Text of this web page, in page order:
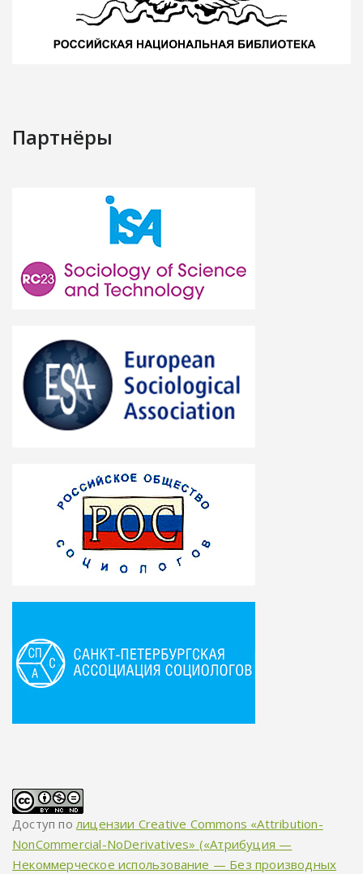
Партнёры
Доступ полицензии Creative Commons «Attribution-
NonCommercial-NoDerivatives» («Атрибуция —
Некоммерческое использование — Без производных